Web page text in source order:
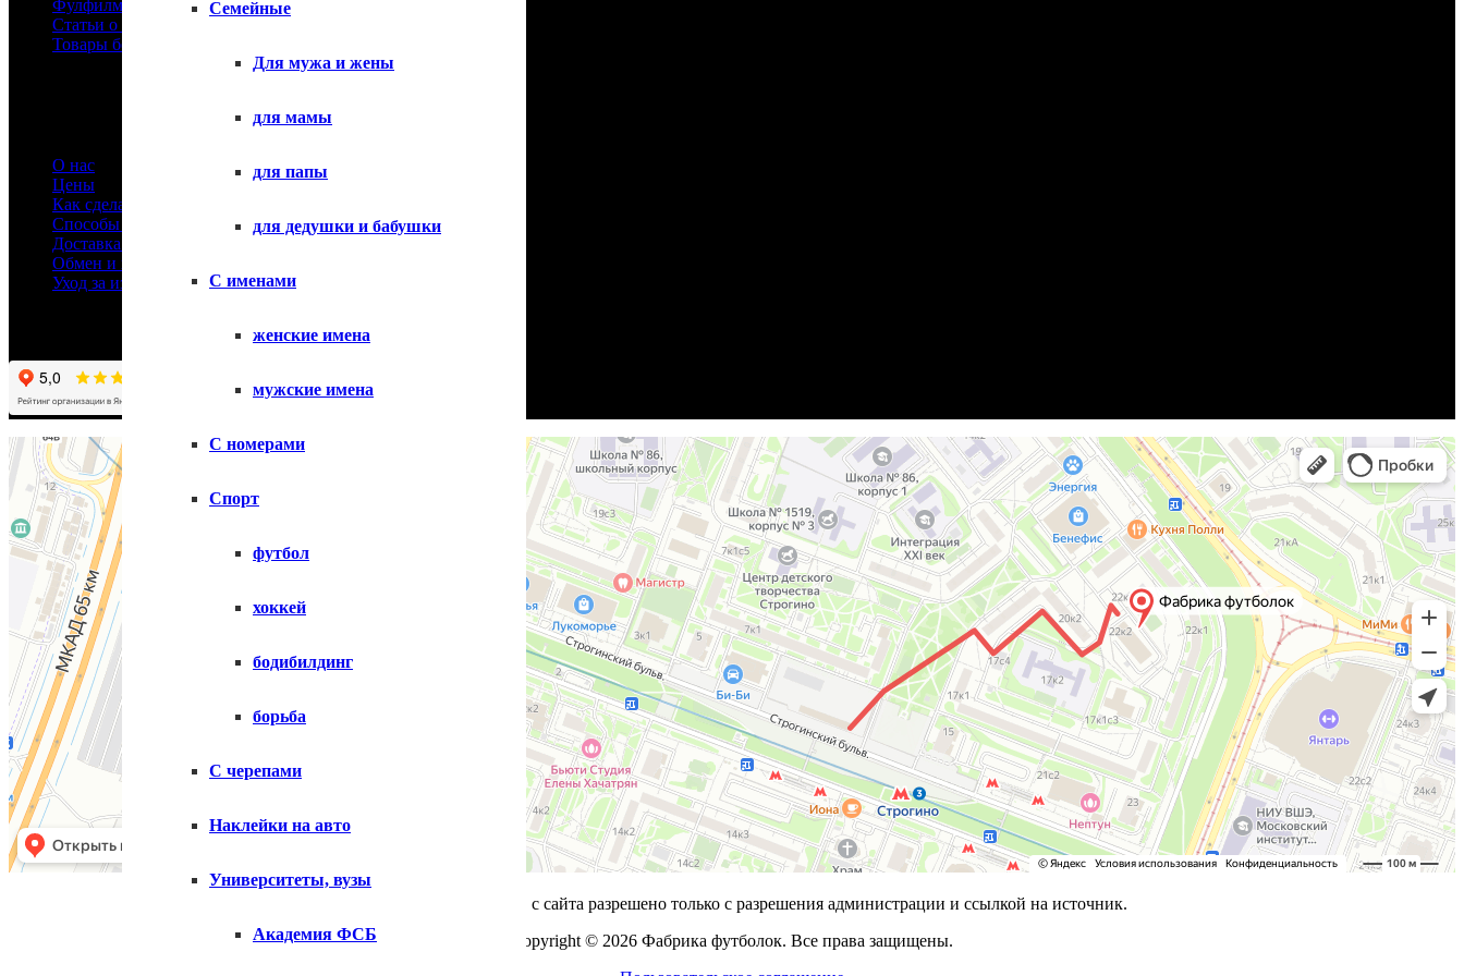
Семейные
Для мужа и жены
для мамы
для папы
для дедушки и бабушки
С именами
женские имена
мужские имена
С номерами
Спорт
футбол
хоккей
бодибилдинг
борьба
С черепами
Наклейки на авто
Университеты, вузы
Академия ФСБ
Фулфилмент
Статьи о футболках
Товары без принтов
О нас
Цены
Как сделать заказ
Способы оплаты
Доставка товара
Обмен и возврат
Уход за изделиями
Копирование материалов с сайта разрешено только с разрешения администрации и ссылкой на источник.
Copyright © 2026 Фабрика футболок. Все права защищены.